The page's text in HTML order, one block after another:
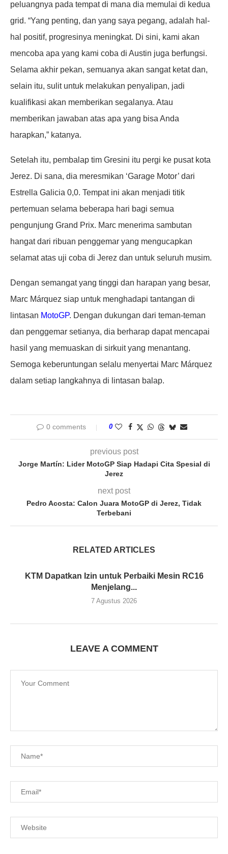
peluangnya pada tempat di mana dia memulai di kedua
grid. “Yang penting, dan yang saya pegang, adalah hal-
hal positif, progresinya meningkat. Di sini, kami akan
mencoba apa yang kami coba di Austin juga berfungsi.
Selama akhir pekan, semuanya akan sangat ketat dan,
selain itu, sulit untuk melakukan penyalipan, jadi
kualifikasi akan memberikan segalanya. Atau
memberikan jawaban atas apa yang bisa Anda
harapkan,” katanya.
Setelah itu, pembalap tim Gresini itu pergi ke pusat kota
Jerez. Di sana, dia meresmikan ‘Garage Motor’ dari
Estrella Galicia 0,0. Tempat ini akan menjadi titik
pertemuan selama beberapa hari bagi semua
pengunjung Grand Prix. Marc menerima sambutan
hangat dari ribuan penggemar yang mengucapkan
selamat atas uji coba di Jerez dan untuk seluruh musim.
Dengan semangat yang tinggi dan harapan yang besar,
Marc Márquez siap untuk menghadapi tantangan di
lintasan MotoGP. Dengan dukungan dari teman-teman
dan penggemar setianya, dia berharap dapat mencapai
hasil yang memuaskan di sirkuit yang menantang.
Semoga keberuntungan selalu menyertai Marc Márquez
dalam setiap langkahnya di lintasan balap.
0 comments 0
previous post
Jorge Martín: Lider MotoGP Siap Hadapi Cita Spesial di
Jerez
next post
Pedro Acosta: Calon Juara MotoGP di Jerez, Tidak
Terbebani
RELATED ARTICLES
KTM Dapatkan Izin untuk Perbaiki Mesin RC16
Menjelang...
7 Agustus 2026
LEAVE A COMMENT